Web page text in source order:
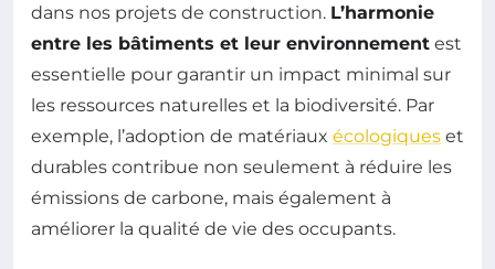
dans nos projets de construction. L’harmonie
entre les bâtiments et leur environnement est
essentielle pour garantir un impact minimal sur
les ressources naturelles et la biodiversité. Par
exemple, l’adoption de matériaux écologiques et
durables contribue non seulement à réduire les
émissions de carbone, mais également à
améliorer la qualité de vie des occupants.